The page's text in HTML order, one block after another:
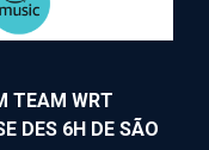
TEAM WRT
DES 6H DE SÃO